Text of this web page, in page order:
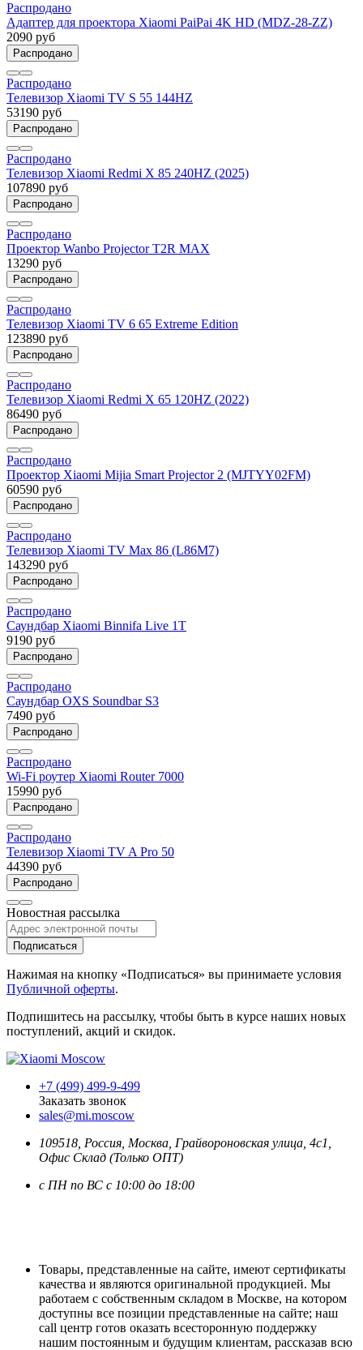
Распродано
Адаптер для проектора Xiaomi PaiPai 4K HD (MDZ-28-ZZ)
2090 руб
Распродано
Распродано
Телевизор Xiaomi TV S 55 144HZ
53190 руб
Распродано
Распродано
Телевизор Xiaomi Redmi X 85 240HZ (2025)
107890 руб
Распродано
Распродано
Проектор Wanbo Projector T2R MAX
13290 руб
Распродано
Распродано
Телевизор Xiaomi TV 6 65 Extreme Edition
123890 руб
Распродано
Распродано
Телевизор Xiaomi Redmi X 65 120HZ (2022)
86490 руб
Распродано
Распродано
Проектор Xiaomi Mijia Smart Projector 2 (MJTYY02FM)
60590 руб
Распродано
Распродано
Телевизор Xiaomi TV Max 86 (L86M7)
143290 руб
Распродано
Распродано
Саундбар Xiaomi Binnifa Live 1T
9190 руб
Распродано
Распродано
Саундбар OXS Soundbar S3
7490 руб
Распродано
Распродано
Wi-Fi роутер Xiaomi Router 7000
15990 руб
Распродано
Распродано
Телевизор Xiaomi TV A Pro 50
44390 руб
Распродано
Новостная рассылка
Подписаться
Нажимая на кнопку «Подписаться» вы принимаете условия
Публичной оферты.
Подпишитесь на рассылку, чтобы быть в курсе наших новых
поступлений, акций и скидок.
+7 (499) 499-9-499
Заказать звонок
sales@mi.moscow
109518, Россия, Москва, Грайвороновская улица, 4с1,
Офис Склад (Только ОПТ)
с ПН по ВС с 10:00 до 18:00
Товары, представленные на сайте, имеют сертификаты
качества и являются оригинальной продукцией. Мы
работаем с собственным складом в Москве, на котором
доступны все позиции представленные на сайте; наш
call центр готов оказать всесторонную поддержку
нашим постоянным и будущим клиентам, рассказав всю